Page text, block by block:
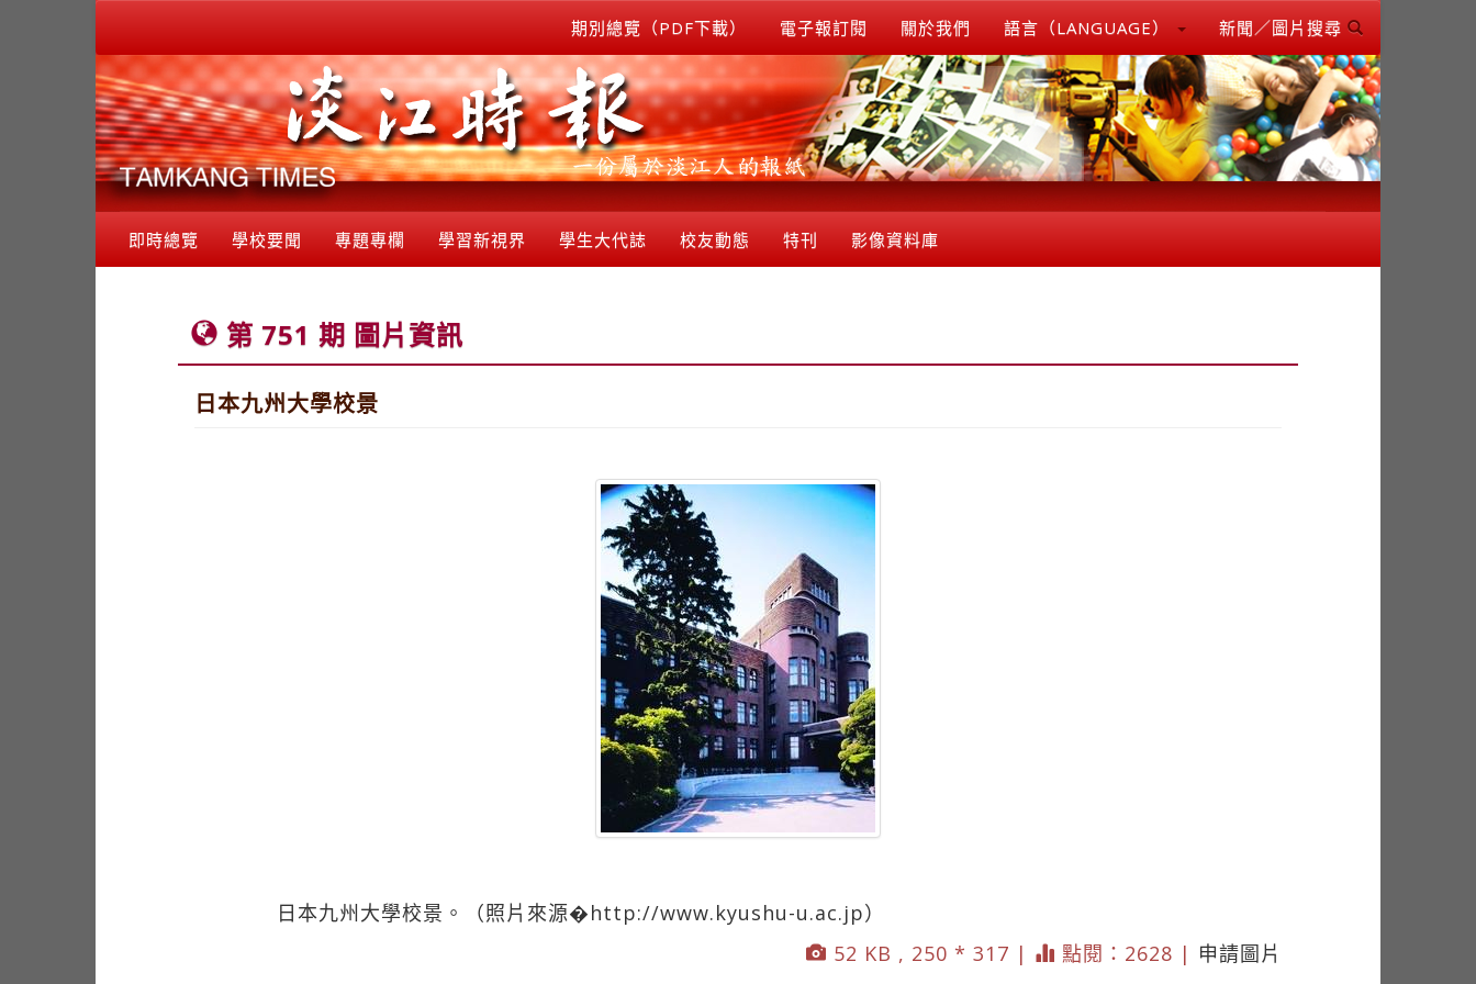
期別總覽（PDF下載） 電子報訂閱 關於我們 語言（LANGUAGE） 新聞／圖片搜尋
即時總覽 學校要聞 專題專欄 學習新視界 學生大代誌 校友動態 特刊 影像資料庫
第 751 期 圖片資訊
日本九州大學校景
日本九州大學校景。（照片來源�http://www.kyushu-u.ac.jp）
52 KB , 250 * 317 |
點閱：2628 | 申請圖片